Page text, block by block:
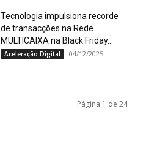
Tecnologia impulsiona recorde
de transacções na Rede
MULTICAIXA na Black Friday...
Aceleração Digital 04/12/2025
Página 1 de 24